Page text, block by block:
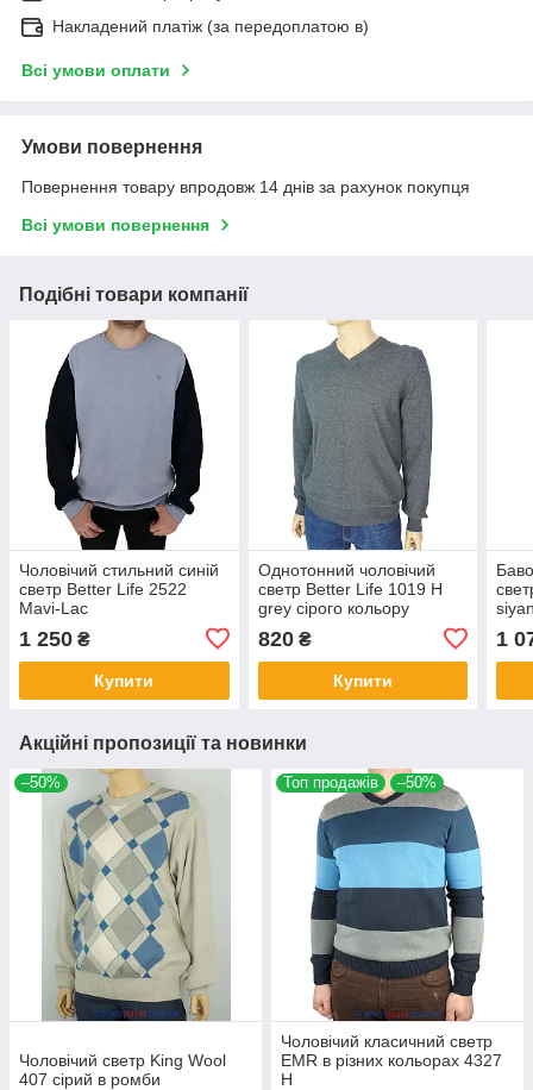
Накладений платіж (за передоплатою в)
Всі умови оплати
Умови повернення
Повернення товару впродовж 14 днів за рахунок покупця
Всі умови повернення
Подібні товари компанії
Чоловічий стильний синій
светр Better Life 2522
Mavi-Lac
1 250 ₴
Купити
Однотонний чоловічий
светр Better Life 1019 H
grey сірого кольору
820₴
Купити
1
Акційні пропозиції та новинки
–50%
Чоловічий светр King Wool
407 сірий в ромби
Топ продажів –50%
Чоловічий класичний светр
EMR в різних кольорах 4327
Н